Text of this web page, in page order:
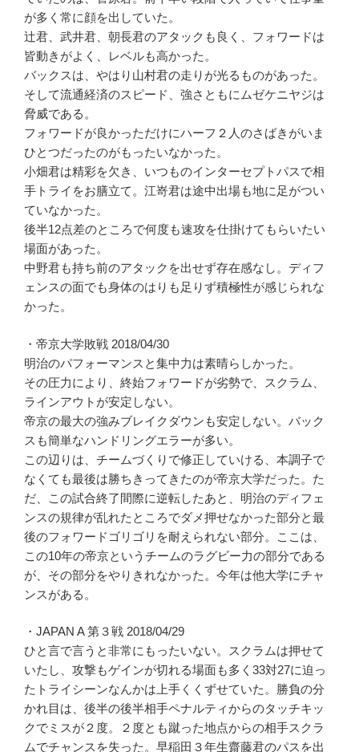
が多く常に顔を出していた。
辻君、武井君、朝長君のアタックも良く、フォワードは
皆動きがよく、レベルも高かった。
バックスは、やはり山村君の走りが光るものがあった。
そして流通経済のスピード、強さともにムゼケニヤジは
脅威である。
フォワードが良かっただけにハーフ２人のさばきがいま
ひとつだったのがもったいなかった。
小畑君は精彩を欠き、いつものインターセプトパスで相
手トライをお膳立て。江嵜君は途中出場も地に足がつい
ていなかった。
後半12点差のところで何度も速攻を仕掛けてもらいたい
場面があった。
中野君も持ち前のアタックを出せず存在感なし。ディフ
ェンスの面でも身体のはりも足りず積極性が感じられな
かった。
・帝京大学敗戦 2018/04/30
明治のパフォーマンスと集中力は素晴らしかった。
その圧力により、終始フォワードが劣勢で、スクラム、
ラインアウトが安定しない。
帝京の最大の強みブレイクダウンも安定しない。バック
スも簡単なハンドリングエラーが多い。
この辺りは、チームづくりで修正していける、本調子で
なくても最後は勝ちきってきたのが帝京大学だった。た
だ、この試合終了間際に逆転したあと、明治のディフェ
ンスの規律が乱れたところでダメ押せなかった部分と最
後のフォワードゴリゴリを耐えられない部分。ここは、
この10年の帝京というチームのラグビー力の部分である
が、その部分をやりきれなかった。今年は他大学にチャ
ンスがある。
・JAPAN A 第３戦 2018/04/29
ひと言で言うと非常にもったいない。スクラムは押せて
いたし、攻撃もゲインが切れる場面も多く33対27に迫っ
たトライシーンなんかは上手くくずせていた。勝負の分
かれ目は、後半の後半相手ペナルティからのタッチキッ
クでミスが２度。２度とも蹴った地点からの相手スクラ
ムでチャンスを失った。早稲田３年生齋藤君のパスを出